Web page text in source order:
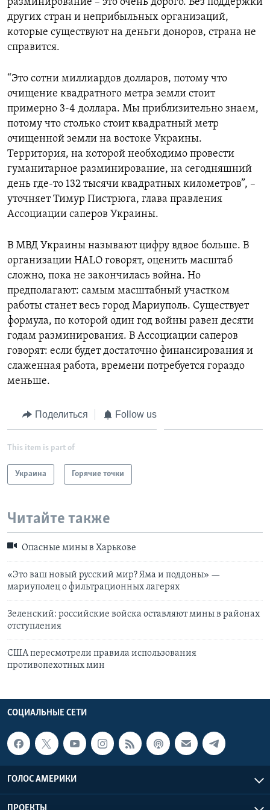
других стран и неприбыльных организаций,
которые существуют на деньги доноров, страна не
справится.
“Это сотни миллиардов долларов, потому что
очищение квадратного метра земли стоит
примерно 3-4 доллара. Мы приблизительно знаем,
потому что столько стоит квадратный метр
очищенной земли на востоке Украины.
Территория, на которой необходимо провести
гуманитарное разминирование, на сегодняшний
день где-то 132 тысячи квадратных километров”, –
уточняет Тимур Пистрюга, глава правления
Ассоциации саперов Украины.
В МВД Украины называют цифру вдвое больше. В
организации HALO говорят, оценить масштаб
сложно, пока не закончилась война. Но
предполагают: самым масштабный участком
работы станет весь город Мариуполь. Существует
формула, по которой один год войны равен десяти
годам разминирования. В Ассоциации саперов
говорят: если будет достаточно финансирования и
слаженная работа, времени потребуется гораздо
меньше.
Поделиться Follow us
This item is part of
Украина Горячие точки
Читайте также
Опасные мины в Харькове
«Это ваш новый русский мир? Яма и поддоны» —
мариуполец о фильтрационных лагерях
Зеленский: российские войска оставляют мины в районах
отступления
США пересмотрели правила использования
противопехотных мин
СОЦИАЛЬНЫЕ СЕТИ
ГОЛОС АМЕРИКИ
ПРОЕКТЫ